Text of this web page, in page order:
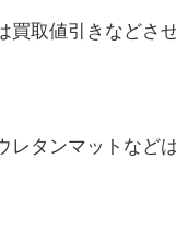
買取値引きなどさ
レタンマットなど